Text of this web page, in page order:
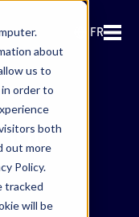
about
us to
order to
both
out more
Policy.
tracked
will be
FR